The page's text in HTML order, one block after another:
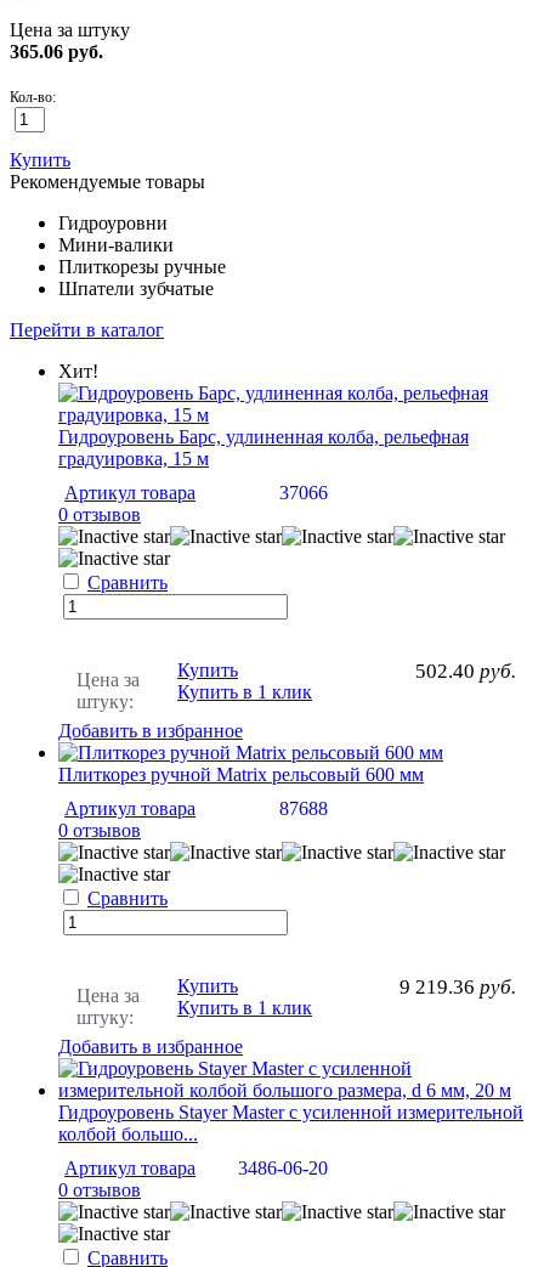
Цена за штуку
365.06 руб.
Кол-во:
Купить
Рекомендуемые товары
Гидроуровни
Мини-валики
Плиткорезы ручные
Шпатели зубчатые
Перейти в каталог
Хит!
Гидроуровень Барс, удлиненная колба, рельефная
градуировка, 15 м
Артикул товара
37066
0 отзывов
Сравнить
Цена за
штуку:
502.40 руб.
Купить
Купить в 1 клик
Добавить в избранное
Плиткорез ручной Matrix рельсовый 600 мм
Артикул товара
87688
0 отзывов
Сравнить
Цена за
штуку:
9 219.36 руб.
Купить
Купить в 1 клик
Добавить в избранное
Гидроуровень Stayer Master с усиленной измерительной
колбой большо...
Артикул товара
3486-06-20
0 отзывов
Сравнить